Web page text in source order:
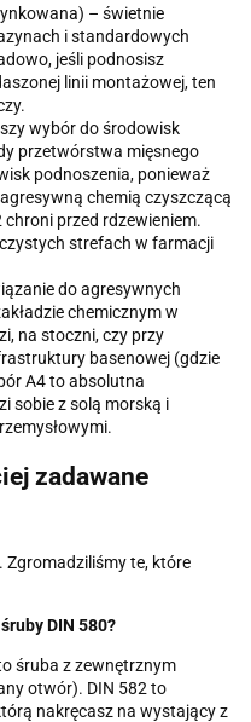
– świetnie
i standardowych
jeśli podnosisz
linii montażowej, ten
wybór do środowisk
przetwórstwa mięsnego
podnoszenia, ponieważ
chemią czyszczącą
przed rdzewieniem.
strefach w farmacji
do agresywnych
chemicznym w
na stoczni, czy przy
basenowej (gdzie
A4 to absolutna
sobie z solą morską i
zadawane
Zgromadziliśmy te, które
DIN 580?
śruba z zewnętrznym
otwór). DIN 582 to
nakręcasz na wystający z